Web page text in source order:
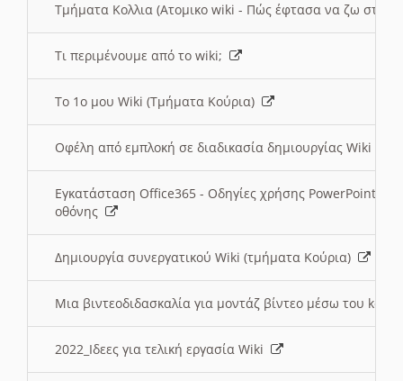
Τμήματα Κολλια (Ατομικο wiki - Πώς έφτασα να ζω στην
Τι περιμένουμε από το wiki;
Το 1ο μου Wiki (Τμήματα Κούρια)
Οφέλη από εμπλοκή σε διαδικασία δημιουργίας Wiki
Εγκατάσταση Office365 - Οδηγίες χρήσης PowerPoint
οθόνης
Δημιουργία συνεργατικού Wiki (τμήματα Κούρια)
Μια βιντεοδιδασκαλία για μοντάζ βίντεο μέσω του
2022_Ιδεες για τελική εργασία Wiki